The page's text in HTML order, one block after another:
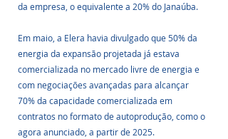
da empresa, o equivalente a 20% do Janaúba.
Em maio, a Elera havia divulgado que 50% da
energia da expansão projetada já estava
comercializada no mercado livre de energia e
com negociações avançadas para alcançar
70% da capacidade comercializada em
contratos no formato de autoprodução, como o
agora anunciado, a partir de 2025.